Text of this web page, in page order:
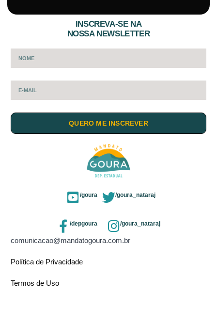
INSCREVA-SE NA
NOSSA NEWSLETTER
QUERO ME INSCREVER
/goura /goura_nataraj
/depgoura /goura_nataraj
comunicacao@mandatogoura.com.br
Política de Privacidade
Termos de Uso